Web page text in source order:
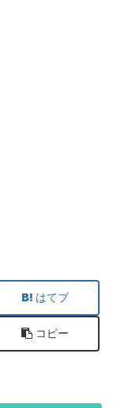
はてブ
コピー